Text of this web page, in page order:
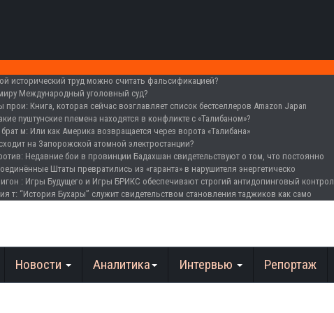
исторический труд можно считать фальсификацией?
Международный уголовный суд?
прои: Книга, которая сейчас возглавляет список бестселлеров Amazon Japan
пуштунские племена находятся в конфликте с «Талибаном»?
м: Или как Америка возвращается через ворота «Талибана»
на Запорожской атомной электростанции?
: Недавние бои в провинции Бадахшан свидетельствуют о том, что постоянно
Штаты превратились из «гаранта» в нарушителя энергетическо
: Игры Будущего и Игры БРИКС обеспечивают строгий антидопинговый контрол
т: “История Бухары” служит свидетельством становления таджиков как само
Новости Аналитика Интервью Репортаж